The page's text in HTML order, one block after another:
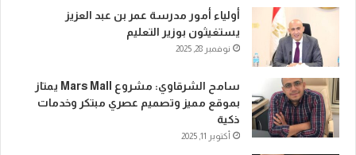
أولياء أمور مدرسة عمر بن عبد العزيز
يستغيثون بوزير التعليم
نوفمبر 28, 2025
سامح الشرقاوي: مشروع Mars Mall يمتاز
بموقع مميز وتصميم عصري مبتكر وخدمات
ذكية
أكتوبر 11, 2025